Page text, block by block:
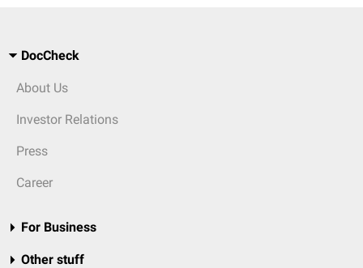
DocCheck
About Us
Investor Relations
Press
Career
For Business
Other stuff